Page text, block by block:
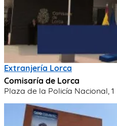
Extranjería Lorca
Comisaría de Lorca
Plaza de la Policía Nacional, 1